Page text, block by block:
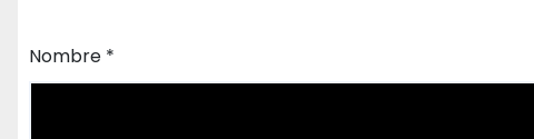
Nombre *